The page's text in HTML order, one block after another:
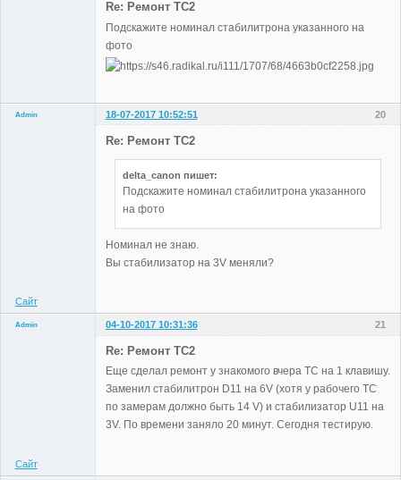
Re: Ремонт TC2
Подскажите номинал стабилитрона указанного на
фото
20
Admin 18-07-2017 10:52:51
Re: Ремонт TC2
delta_canon пишет:
Подскажите номинал стабилитрона указанного
на фото
Номинал не знаю.
Вы стабилизатор на 3V меняли?
Сайт
21
Admin 04-10-2017 10:31:36
Re: Ремонт TC2
Еще сделал ремонт у знакомого вчера TC на 1 клавишу.
Заменил стабилитрон D11 на 6V (хотя у рабочего TC
по замерам должно быть 14 V) и стабилизатор U11 на
3V. По времени заняло 20 минут. Сегодня тестирую.
Сайт